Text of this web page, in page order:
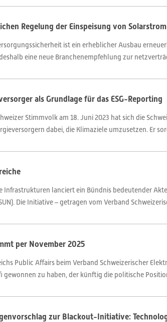
Regelung der Einspeisung von Solarstrom
ist ein erheblicher Ausbau
eine neue Branchenempfehlung zur
als Grundlage für das ESG-Reporting
Stimmvolk am 18. Juni 2023 hat sich die
dabei, die Klimaziele umzusetzen. Er
lanciert ein Bündnis bedeutender
Die Initiative – getragen vom Verband
per November 2025
Public Affairs beim Verband Schweizerischer
zu haben, der künftig die politische
zur Blackout-Initiative: